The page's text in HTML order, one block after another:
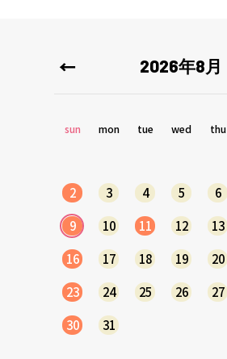
2026年8月
sun mon tue wed thu
2
3 4 5 6
9
10 11 12 13
16
17 18 19 20
23
24 25 26 27
30
31